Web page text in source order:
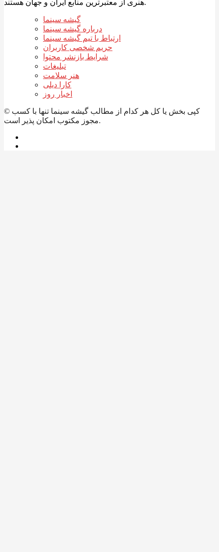
هنری از معتبرترین منابع ایران و جهان هستند.
گیشه سینما
درباره گیشه سینما
ارتباط با تیم گیشه سینما
حریم شخصی کاربران
شرایط بازنشر محتوا
تبلیغات
هنر سلامت
کارا دیلی
اخبار روز
© کپی بخش یا کل هر کدام از مطالب گیشه سینما تنها با کسب
مجوز مکتوب امکان پذیر است.